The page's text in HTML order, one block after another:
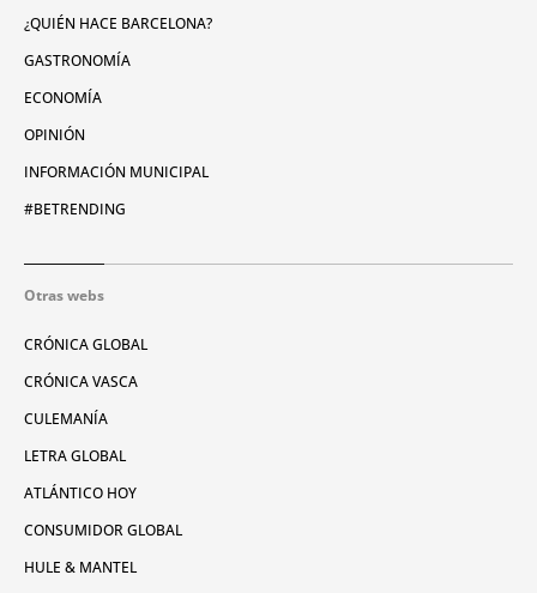
¿QUIÉN HACE BARCELONA?
GASTRONOMÍA
ECONOMÍA
OPINIÓN
INFORMACIÓN MUNICIPAL
#BETRENDING
Otras webs
CRÓNICA GLOBAL
CRÓNICA VASCA
CULEMANÍA
LETRA GLOBAL
ATLÁNTICO HOY
CONSUMIDOR GLOBAL
HULE & MANTEL